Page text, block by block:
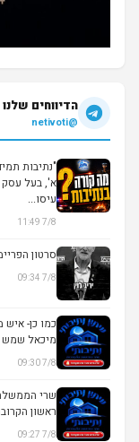
הדיווחים
@netivoti
"נתיבות
א', בעל עסק
עיסו...
7/8 11:49
▶
סרטון
7/8 09:34
מיכאל שמש
7/8 09:30
שרי
ראשון
7/8 09:27